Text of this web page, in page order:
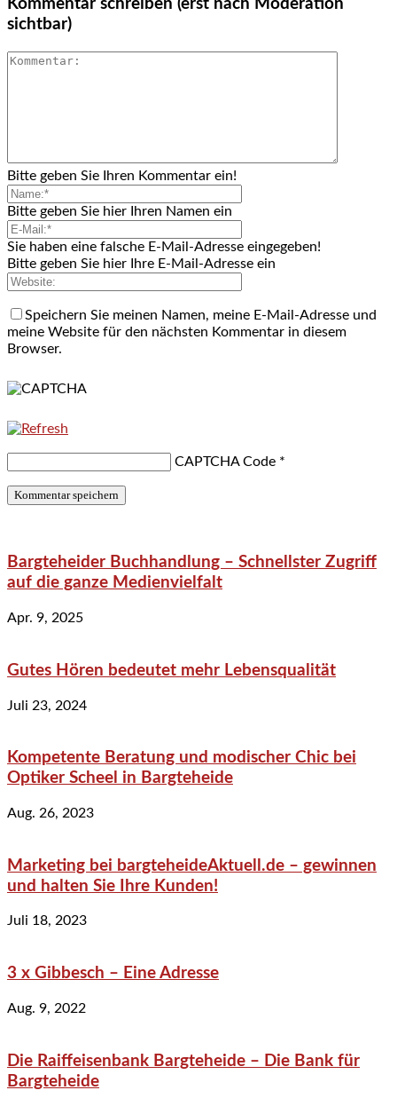
Kommentar schreiben (erst nach Moderation
sichtbar)
Bitte geben Sie Ihren Kommentar ein!
Bitte geben Sie hier Ihren Namen ein
Sie haben eine falsche E-Mail-Adresse eingegeben!
Bitte geben Sie hier Ihre E-Mail-Adresse ein
Speichern Sie meinen Namen, meine E-Mail-Adresse und
meine Website für den nächsten Kommentar in diesem
Browser.
CAPTCHA Code *
Bargteheider Buchhandlung – Schnellster Zugriff
auf die ganze Medienvielfalt
Apr. 9, 2025
Gutes Hören bedeutet mehr Lebensqualität
Juli 23, 2024
Kompetente Beratung und modischer Chic bei
Optiker Scheel in Bargteheide
Aug. 26, 2023
Marketing bei bargteheideAktuell.de – gewinnen
und halten Sie Ihre Kunden!
Juli 18, 2023
3 x Gibbesch – Eine Adresse
Aug. 9, 2022
Die Raiffeisenbank Bargteheide – Die Bank für
Bargteheide